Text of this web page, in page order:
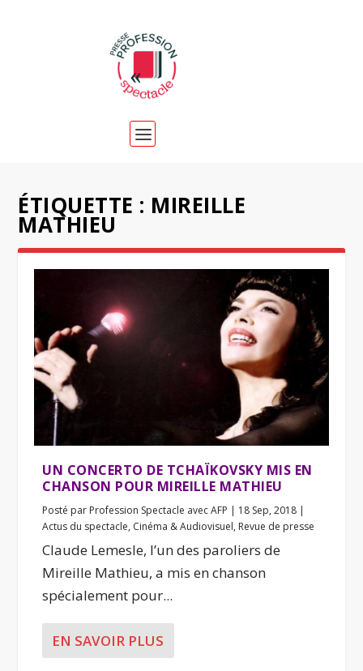
ÉTIQUETTE : MIREILLE
MATHIEU
UN CONCERTO DE TCHAÏKOVSKY MIS EN
CHANSON POUR MIREILLE MATHIEU
Posté par Profession Spectacle avec AFP | 18 Sep, 2018 |
Actus du spectacle, Cinéma & Audiovisuel, Revue de presse
Claude Lemesle, l’un des paroliers de
Mireille Mathieu, a mis en chanson
spécialement pour...
EN SAVOIR PLUS